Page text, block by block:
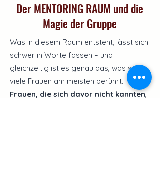
Der MENTORING RAUM und die
Magie der Gruppe
Was in diesem Raum entsteht, lässt sich
schwer in Worte fassen – und
gleichzeitig ist es genau das, was so
viele Frauen am meisten berührt.
Frauen, die sich davor nicht kannten,